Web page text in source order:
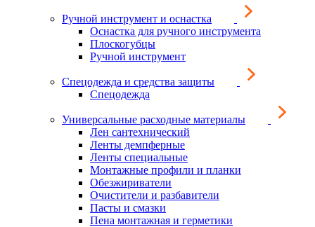
Ручной инструмент и оснастка
Оснастка для ручного инструмента
Плоскогубцы
Ручной инструмент
Спецодежда и средства защиты
Спецодежда
Универсальные расходные материалы
Лен сантехнический
Ленты демпферные
Ленты специальные
Монтажные профили и планки
Обезжириватели
Очистители и разбавители
Пасты и смазки
Пена монтажная и герметики